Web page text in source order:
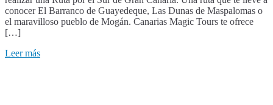
conocer El Barranco de Guayedeque, Las Dunas de Maspalomas o
el maravilloso pueblo de Mogán. Canarias Magic Tours te ofrece
[…]
Leer más